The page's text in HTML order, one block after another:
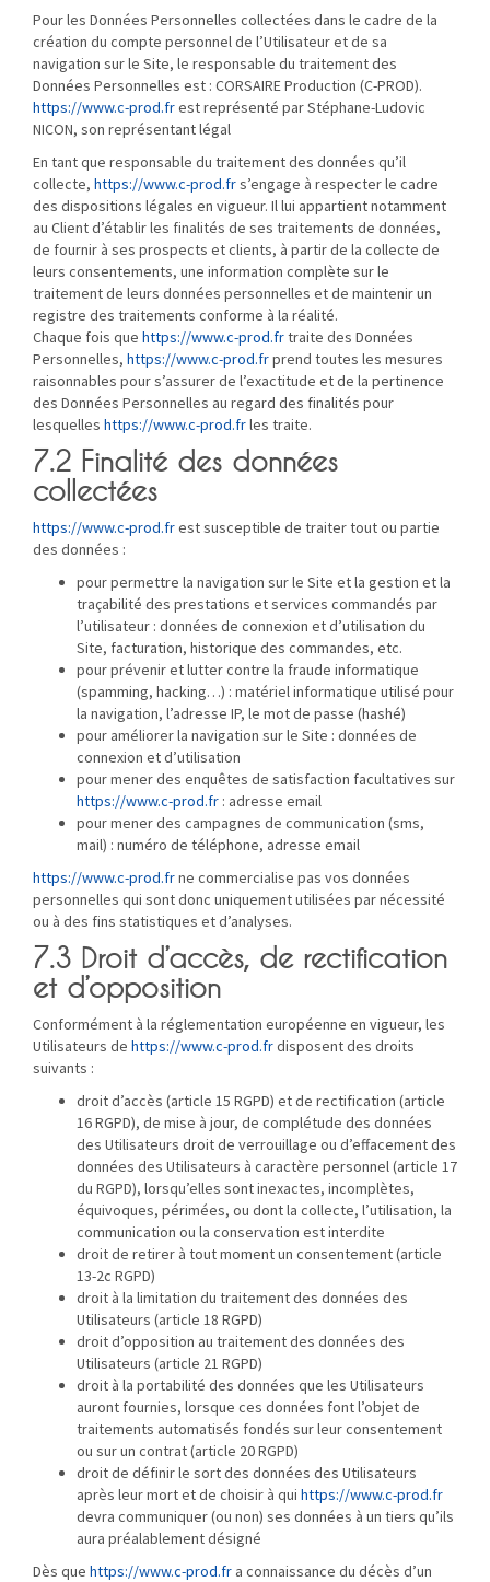
Pour les Données Personnelles collectées dans le cadre de la
création du compte personnel de l’Utilisateur et de sa
navigation sur le Site, le responsable du traitement des
Données Personnelles est : CORSAIRE Production (C-PROD).
https://www.c-prod.frest représenté par Stéphane-Ludovic
NICON, son représentant légal
En tant que responsable du traitement des données qu’il
collecte, https://www.c-prod.frs’engage à respecter le cadre
des dispositions légales en vigueur. Il lui appartient notamment
au Client d’établir les finalités de ses traitements de données,
de fournir à ses prospects et clients, à partir de la collecte de
leurs consentements, une information complète sur le
traitement de leurs données personnelles et de maintenir un
registre des traitements conforme à la réalité.
Chaque fois que https://www.c-prod.frtraite des Données
Personnelles, https://www.c-prod.frprend toutes les mesures
raisonnables pour s’assurer de l’exactitude et de la pertinence
des Données Personnelles au regard des finalités pour
lesquelles https://www.c-prod.frles traite.
7.2 Finalité des données
collectées
https://www.c-prod.frest susceptible de traiter tout ou partie
des données :
pour permettre la navigation sur le Site et la gestion et la
traçabilité des prestations et services commandés par
l’utilisateur : données de connexion et d’utilisation du
Site, facturation, historique des commandes, etc.
pour prévenir et lutter contre la fraude informatique
(spamming, hacking…) : matériel informatique utilisé pour
la navigation, l’adresse IP, le mot de passe (hashé)
pour améliorer la navigation sur le Site : données de
connexion et d’utilisation
pour mener des enquêtes de satisfaction facultatives sur
https://www.c-prod.fr : adresse email
pour mener des campagnes de communication (sms,
mail) : numéro de téléphone, adresse email
https://www.c-prod.frne commercialise pas vos données
personnelles qui sont donc uniquement utilisées par nécessité
ou à des fins statistiques et d’analyses.
7.3 Droit d’accès, de rectification
et d’opposition
Conformément à la réglementation européenne en vigueur, les
Utilisateurs de https://www.c-prod.frdisposent des droits
suivants :
droit d’accès (article 15 RGPD) et de rectification (article
16 RGPD), de mise à jour, de complétude des données
des Utilisateurs droit de verrouillage ou d’effacement des
données des Utilisateurs à caractère personnel (article 17
du RGPD), lorsqu’elles sont inexactes, incomplètes,
équivoques, périmées, ou dont la collecte, l’utilisation, la
communication ou la conservation est interdite
droit de retirer à tout moment un consentement (article
13-2c RGPD)
droit à la limitation du traitement des données des
Utilisateurs (article 18 RGPD)
droit d’opposition au traitement des données des
Utilisateurs (article 21 RGPD)
droit à la portabilité des données que les Utilisateurs
auront fournies, lorsque ces données font l’objet de
traitements automatisés fondés sur leur consentement
ou sur un contrat (article 20 RGPD)
droit de définir le sort des données des Utilisateurs
après leur mort et de choisir à qui https://www.c-prod.fr
devra communiquer (ou non) ses données à un tiers qu’ils
aura préalablement désigné
Dès que https://www.c-prod.fr a connaissance du décès d’un